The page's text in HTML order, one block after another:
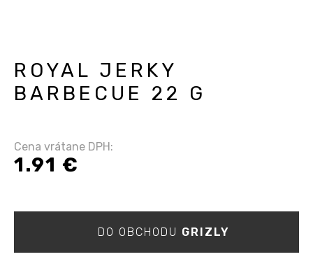
ROYAL JERKY
BARBECUE 22 G
Cena vrátane DPH:
1.91 €
DO OBCHODU GRIZLY